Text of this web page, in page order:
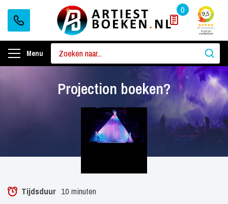
0
Menu
Projection boeken?
Tijdsduur 10 minuten